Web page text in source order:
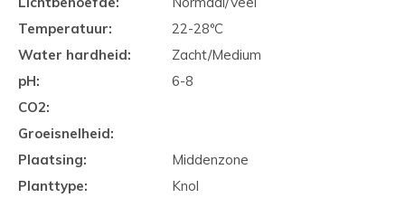
Temperatuur:
22-28ºC
Water hardheid:
Zacht/Medium
pH:
6-8
CO2:
Groeisnelheid:
Plaatsing:
Middenzone
Planttype:
Knol